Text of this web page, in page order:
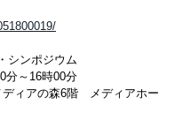
シンポジウム
～16時00分
ィアの森6階 メディアホー